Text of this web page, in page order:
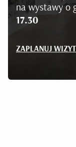
na wystawy o
17.30
ZAPLANUJ